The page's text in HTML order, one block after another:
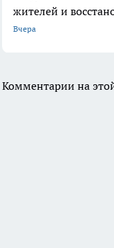
жителей и
Вчера
Комментарии на